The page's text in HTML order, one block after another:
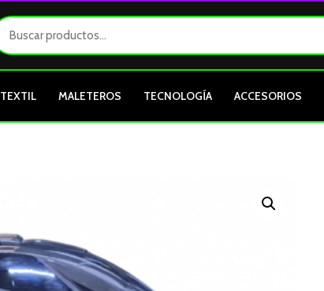
TEXTIL MALETEROS TECNOLOGÍA ACCESORIOS